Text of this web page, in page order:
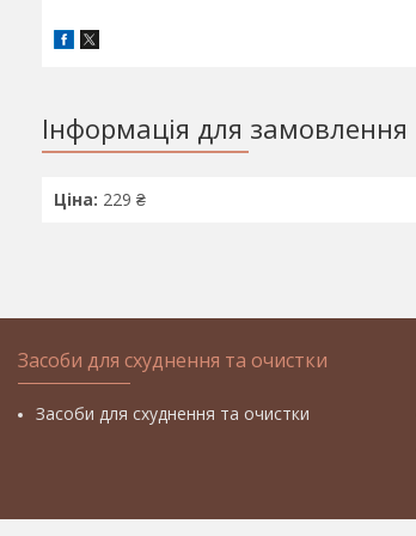
Інформація для замовлення
Ціна: 229 ₴
Засоби для схуднення та очистки
Засоби для схуднення та очистки